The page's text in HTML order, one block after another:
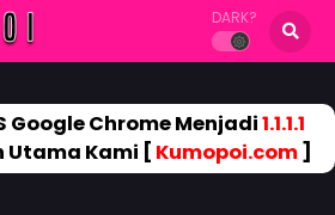
DARK?
Google Chrome Menjadi1.1.1.1
Utama Kami [ Kumopoi.com]